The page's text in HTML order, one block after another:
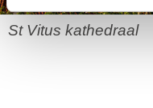
St Vitus kathedraal